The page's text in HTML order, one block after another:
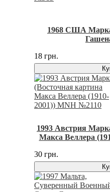
1968 США
18 грн.
1993 Австрия
Макса Веллера
30 грн.